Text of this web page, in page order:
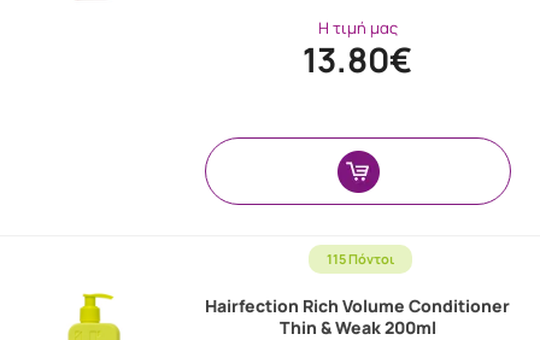
Η τιμή μας
13.80€
115 Πόντοι
Hairfection Rich Volume Conditioner
Thin & Weak 200ml